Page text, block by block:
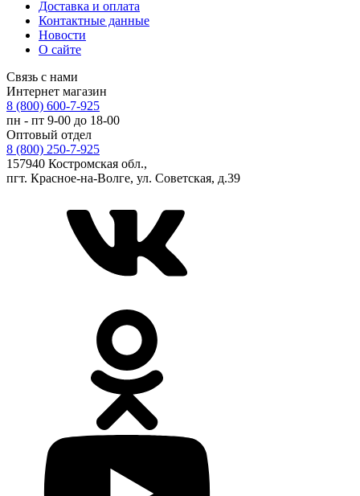
Доставка и оплата
Контактные данные
Новости
О сайте
Связь с нами
Интернет магазин
8 (800) 600-7-925
пн - пт 9-00 до 18-00
Оптовый отдел
8 (800) 250-7-925
157940 Костромская обл.,
пгт. Красное-на-Волге, ул. Советская, д.39